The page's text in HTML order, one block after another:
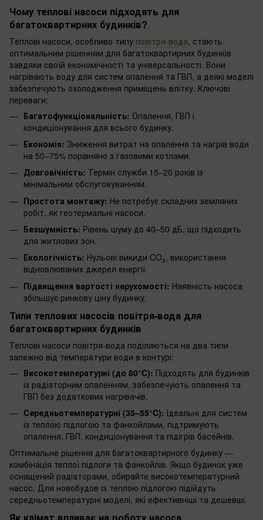
Чому теплові насоси підходять для
багатоквартирних будинків?
Теплові насоси, особливо типу повітря-вода, стають
оптимальним рішенням для багатоквартирних будинків
завдяки своїй економічності та універсальності. Вони
нагрівають воду для систем опалення та ГВП, а деякі моделі
забезпечують охолодження приміщень влітку. Ключові
переваги:
Багатофункціональність: Опалення, ГВП і
кондиціонування для всього будинку.
Економія: Зниження витрат на опалення та нагрів води
на 50–75% порівняно з газовими котлами.
Довговічність: Термін служби 15–20 років із
мінімальним обслуговуванням.
Простота монтажу: Не потребує складних земляних
робіт, як геотермальні насоси.
Безшумність: Рівень шуму до 40–50 дБ, що підходить
для житлових зон.
Екологічність: Нульові викиди CO₂, використання
відновлюваних джерел енергії.
Підвищення вартості нерухомості: Наявність насоса
збільшує ринкову ціну будинку.
Типи теплових насосів повітря-вода для
багатоквартирних будинків
Теплові насоси повітря-вода поділяються на два типи
залежно від температури води в контурі:
Високотемпературні (до 80°C): Підходять для будинків
із радіаторним опаленням, забезпечують опалення та
ГВП без додаткових нагрівачів.
Середньотемпературні (35–55°C): Ідеальні для систем
із теплою підлогою та фанкойлами, підтримують
опалення, ГВП, кондиціонування та підігрів басейнів.
Оптимальне рішення для багатоквартирного будинку —
комбінація теплої підлоги та фанкойлів. Якщо будинок уже
оснащений радіаторами, обирайте високотемпературний
насос. Для новобудов із теплою підлогою підійдуть
середньотемпературні моделі, які ефективніші та дешевші.